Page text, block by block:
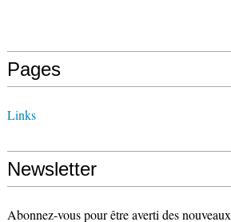
Pages
Links
Newsletter
Abonnez-vous pour être averti des nouveaux